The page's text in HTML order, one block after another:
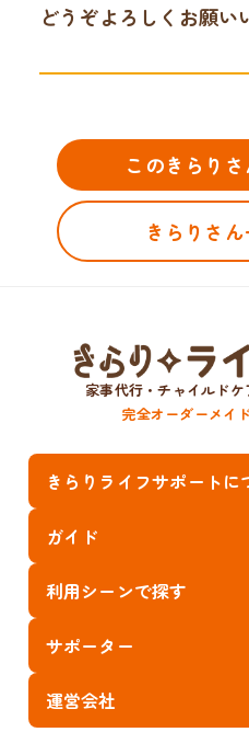
どうぞよろしくお願い
このきらり
きらりさ
家事代行・チャイルド
完全オーダーメイ
きらりライフサポートに
ガイド
利用シーンで探す
サポーター
運営会社